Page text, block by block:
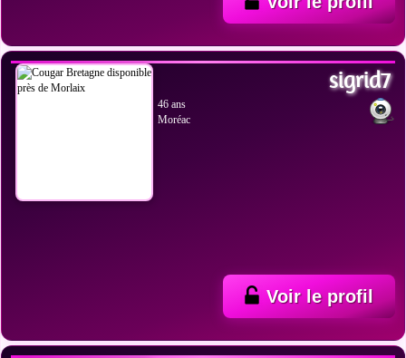
sigrid7
46 ans
Moréac
Voir le profil